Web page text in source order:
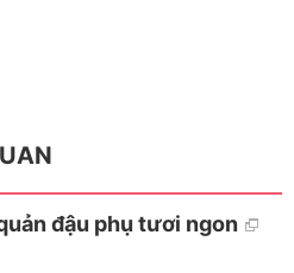
đậu phụ tươi ngon